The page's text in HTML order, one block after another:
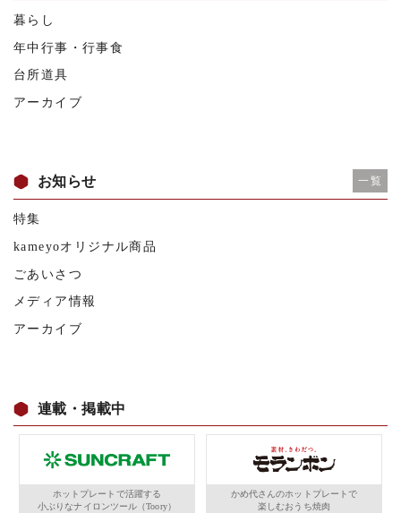
暮らし
年中行事・行事食
台所道具
アーカイブ
お知らせ 一覧
特集
kameyoオリジナル商品
ごあいさつ
メディア情報
アーカイブ
連載・掲載中
ホットプレートで活躍する
小ぶりなナイロンツール（Toory）
かめ代さんのホットプレートで
楽しむおうち焼肉